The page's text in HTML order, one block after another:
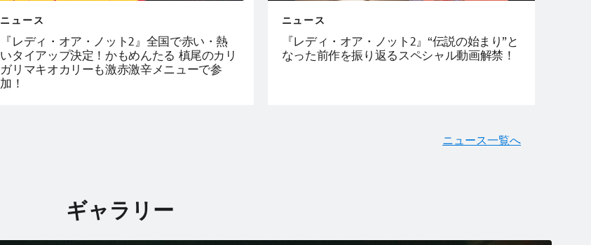
ニュース
『レディ・オア・ノット2』全国で赤い・熱
いタイアップ決定！かもめんたる 槙尾のカリ
ガリマキオカリーも激赤激辛メニューで参
加！
ニュース
『レディ・オア・ノット2』“伝説の始まり”と
なった前作を振り返るスペシャル動画解禁！
ニュース一覧へ
ギャラリー